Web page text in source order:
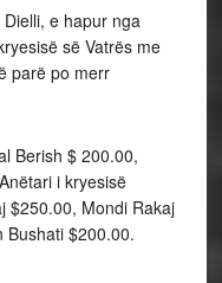
e hapur nga
së Vatrës me
parë po merr
Berish $ 200.00,
i kryesisë
$250.00, Mondi Rakaj
Bushati $200.00.